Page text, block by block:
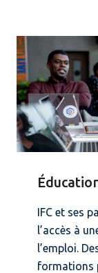
IFC et ses
l’accès à
l’emploi.
formations